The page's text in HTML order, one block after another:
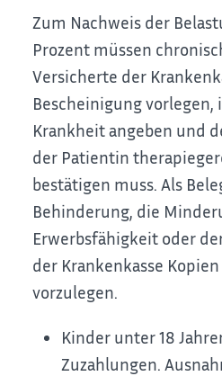
Zum Nachweis der
Prozent müssen
Versicherte der
Bescheinigungvorlegen,
Krankheit angeben und
der Patientin
bestätigen muss. Als
Behinderung, die
Erwerbsfähigkeit oder
der Krankenkasse
vorzulegen.
Kinder unter 18
Zuzahlungen.